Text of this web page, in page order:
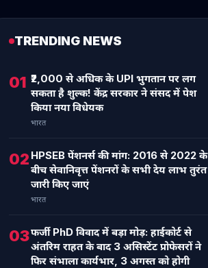
TRENDING NEWS
01 ₹2,000 से अधिक के UPI भुगतान पर लग
सकता है शुल्क! केंद्र सरकार ने संसद में पेश
किया नया विधेयक
भारत
02 HPSEB पेंशनर्स की मांग: 2016 से 2022 के
बीच सेवानिवृत्त पेंशनरों के सभी देय लाभ तुरंत
जारी किए जाएं
भारत
03फर्जी PhD विवाद में बड़ा मोड़: हाईकोर्ट से
अंतरिम राहत के बाद 3 असिस्टेंट प्रोफेसरों ने
फिर संभाला कार्यभार, 3 अगस्त को होगी